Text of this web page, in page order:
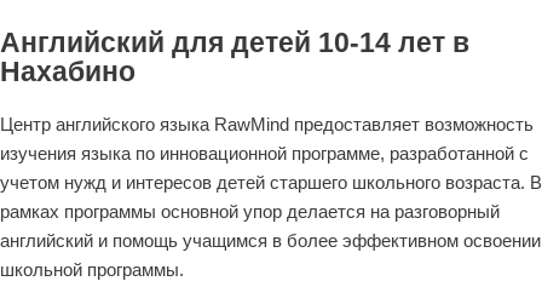
Английский для детей 10-14 лет в
Нахабино
Центр английского языка RawMind предоставляет возможность
изучения языка по инновационной программе, разработанной с
учетом нужд и интересов детей старшего школьного возраста. В
рамках программы основной упор делается на разговорный
английский и помощь учащимся в более эффективном освоении
школьной программы.